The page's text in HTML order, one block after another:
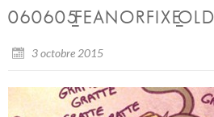
060605_FEANORFIXE_OLD
3 octobre 2015